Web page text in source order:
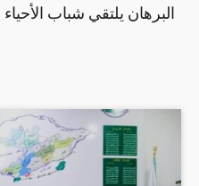
البرهان يلتقي شباب